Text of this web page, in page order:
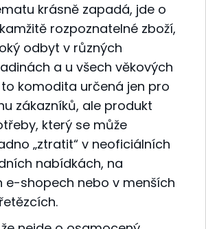
krásně zapadá, jde o
rozpoznatelné zboží,
odbyt v různých
a u všech věkových
to komodita určená jen pro
zákazníků, ale produkt
který se může
„ztratit“ v neoficiálních
nabídkách, na
e-shopech nebo v menších